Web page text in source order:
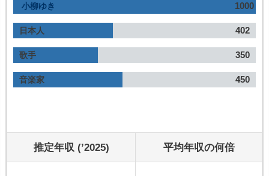
小柳ゆき 1000
日本人 402
歌手 350
音楽家 450
推定年収 (’2025) 平均年収の何倍